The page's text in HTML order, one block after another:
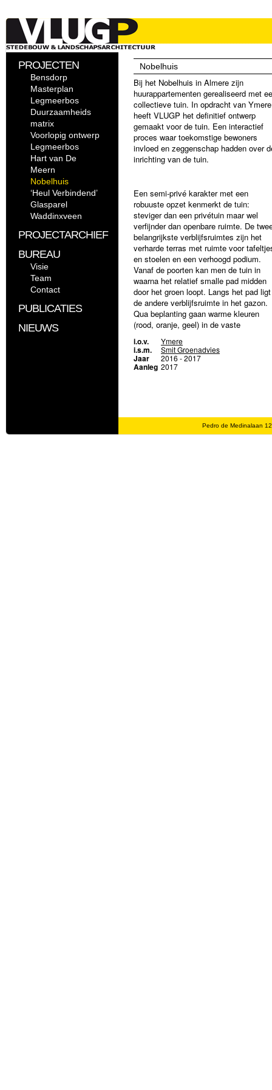
PROJECTEN
Bensdorp
Masterplan
Legmeerbos
Duurzaamheids
matrix
Voorlopig ontwerp
Legmeerbos
Hart van De
Meern
Nobelhuis
‘Heul Verbindend’
Glasparel
Waddinxveen
PROJECTARCHIEF
BUREAU
Visie
Team
Contact
PUBLICATIES
NIEUWS
Nobelhuis
Bij het Nobelhuis in Almere zijn
huurappartementen gerealiseerd met
collectieve tuin. In opdracht van Ymere
heeft VLUGP het definitief ontwerp
gemaakt voor de tuin. Een interactief
proces waar toekomstige bewoners
invloed en zeggenschap hadden over
inrichting van de tuin.
Een semi-privé karakter met een
robuuste opzet kenmerkt de tuin:
steviger dan een privétuin maar wel
verfijnder dan openbare ruimte. De
belangrijkste verblijfsruimtes zijn het
verharde terras met ruimte voor
en stoelen en een verhoogd podium.
Vanaf de poorten kan men de tuin in
waarna het relatief smalle pad midden
door het groen loopt. Langs het pad ligt
de andere verblijfsruimte in het gazon.
Qua beplanting gaan warme kleuren
(rood, oranje, geel) in de vaste
kleuren van het gebouw. Als
is paarsblauw van Monnikskap
toegevoegd. Naast lage beplanting
van picknickbanken, moestuinbakken,
regentonnen, een kruidenspiraal en
i.o.v. Ymere
i.s.m. Smit Groenadvies
Jaar 2016 - 2017
Aanleg 2017
Pedro de Medinalaan